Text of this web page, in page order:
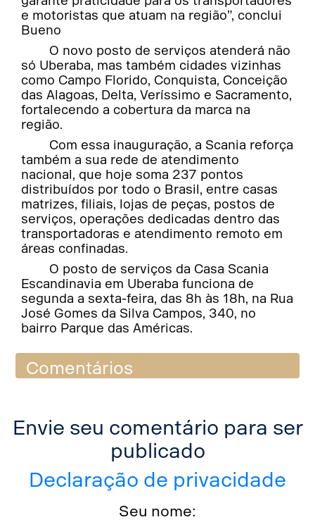
e motoristas que atuam na região”, conclui
Bueno
O novo posto de serviços atenderá não
só Uberaba, mas também cidades vizinhas
como Campo Florido, Conquista, Conceição
das Alagoas, Delta, Veríssimo e Sacramento,
fortalecendo a cobertura da marca na
região.
Com essa inauguração, a Scania reforça
também a sua rede de atendimento
nacional, que hoje soma 237 pontos
distribuídos por todo o Brasil, entre casas
matrizes, filiais, lojas de peças, postos de
serviços, operações dedicadas dentro das
transportadoras e atendimento remoto em
áreas confinadas.
O posto de serviços da Casa Scania
Escandinavia em Uberaba funciona de
segunda a sexta-feira, das 8h às 18h, na Rua
José Gomes da Silva Campos, 340, no
bairro Parque das Américas.
Comentários
Envie seu comentário para ser
publicado
Declaração de privacidade
Seu nome: